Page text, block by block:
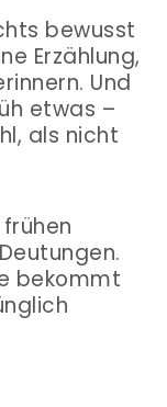
bewusst
Erzählung,
Und
etwas –
als nicht
bekommt